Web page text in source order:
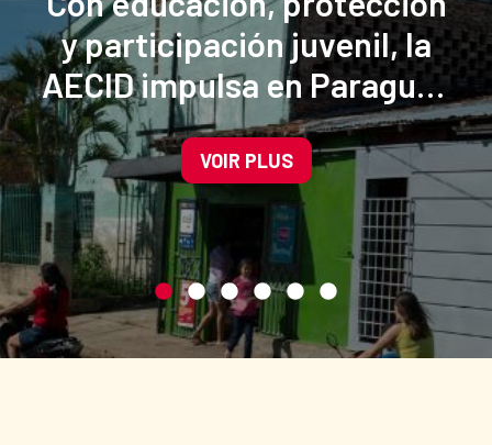
y participación juvenil, la
AECID impulsa en Paraguay
la prevención de la trata
VOIR PLUS